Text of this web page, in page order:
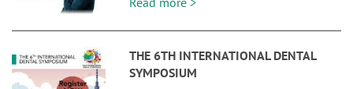
THE 6TH INTERNATIONAL DENTAL
SYMPOSIUM